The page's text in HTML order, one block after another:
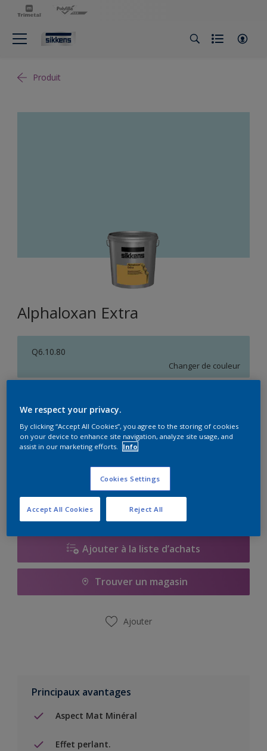
Produit
Alphaloxan Extra
Q6.10.80
Changer de couleur
5L
Quantité Calculateur de peinture
Ajouter à la liste d’achats
Trouver un magasin
Ajouter
Principaux avantages
Aspect Mat Minéral
Effet perlant.
We respect your privacy.
By clicking “Accept All Cookies”, you agree to the storing of cookies
on your device to enhance site navigation, analyze site usage, and
assist in our marketing efforts.
Info
Cookies Settings
Reject All
Accept All Cookies